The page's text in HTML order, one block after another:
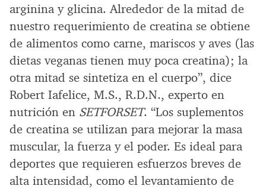
arginina y glicina. Alrededor de la mitad de
nuestro requerimiento de creatina se obtiene
de alimentos como carne, mariscos y aves (las
dietas veganas tienen muy poca creatina); la
otra mitad se sintetiza en el cuerpo”, dice
Robert Iafelice, M.S., R.D.N., experto en
nutrición en SETFORSET. “Los suplementos
de creatina se utilizan para mejorar la masa
muscular, la fuerza y el poder. Es ideal para
deportes que requieren esfuerzos breves de
alta intensidad, como el levantamiento de